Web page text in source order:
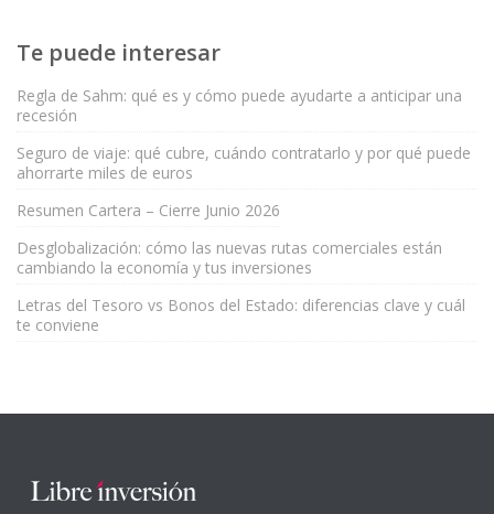
Te puede interesar
Regla de Sahm: qué es y cómo puede ayudarte a anticipar una
recesión
Seguro de viaje: qué cubre, cuándo contratarlo y por qué puede
ahorrarte miles de euros
Resumen Cartera – Cierre Junio 2026
Desglobalización: cómo las nuevas rutas comerciales están
cambiando la economía y tus inversiones
Letras del Tesoro vs Bonos del Estado: diferencias clave y cuál
te conviene